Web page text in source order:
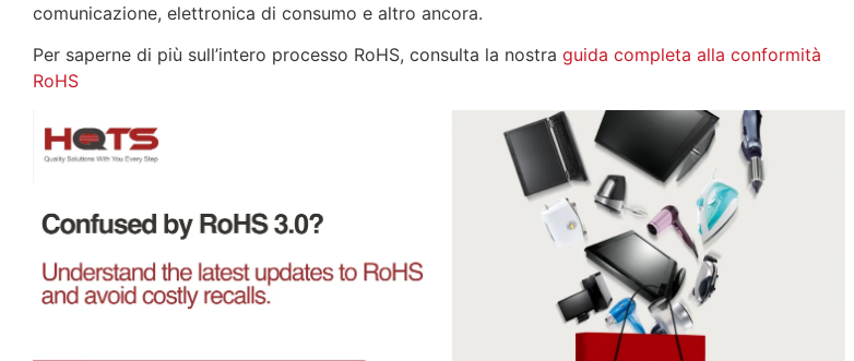
comunicazione, elettronica di consumo e altro ancora.
Per saperne di più sull’intero processo RoHS, consulta la nostra guida completa alla conformità
RoHS